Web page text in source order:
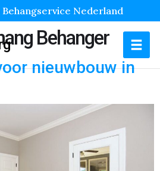
Nederland
Behanger
nieuwbouw in